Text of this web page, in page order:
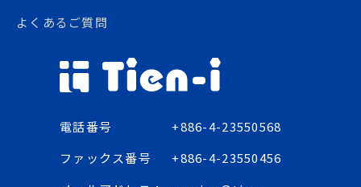
よくあるご質問
電話番号
+886-4-23550568
ファックス番号
+886-4-23550456